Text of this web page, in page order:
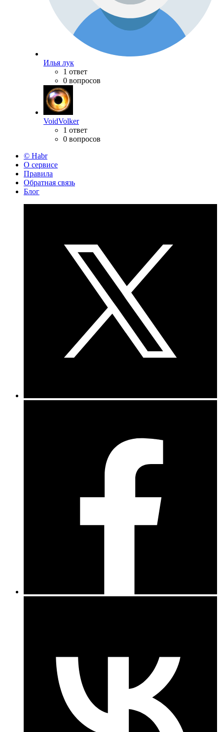
Илья лук
1 ответ
0 вопросов
VoidVolker
1 ответ
0 вопросов
© Habr
О сервисе
Правила
Обратная связь
Блог